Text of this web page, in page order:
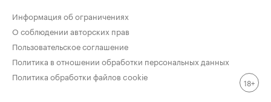
Информация об ограничениях
О соблюдении авторских прав
Пользовательское соглашение
Политика в отношении обработки персональных данных
Политика обработки файлов cookie
18+